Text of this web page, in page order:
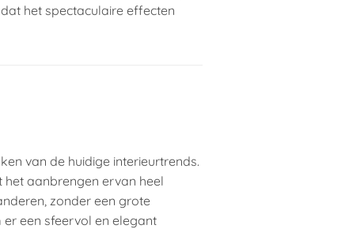
het spectaculaire effecten
van de huidige interieurtrends.
aanbrengen ervan heel
zonder een grote
een sfeervol en elegant